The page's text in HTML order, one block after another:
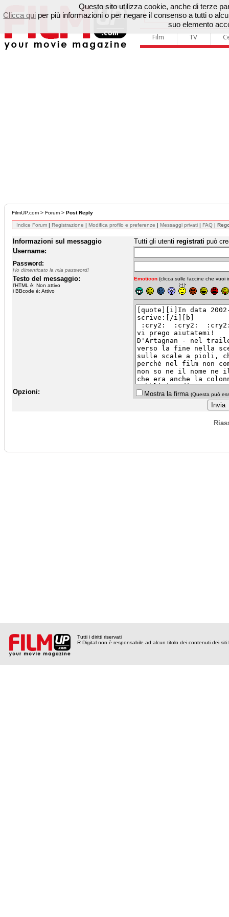
Film TV
FilmUP.com > Forum > Post Reply
Indice Forum | Registrazione | Modifica profilo e preferenze | Messaggi privati | FAQ |
Informazioni sul messaggio Tutti gli utenti registrati può
Username:
Password:
Ho dimenticato la mia password!
Testo del messaggio:
l'HTML è: Non attivo
i BBcode è: Attivo
Emoticon (clicca sulle faccine che vuoi
Opzioni: Mostra la firma (Questa può
Tutti i diritti riservati
R Digital non è responsabile ad alcun titolo dei contenuti dei siti
Questo sito utilizza cookie, anche di terze
Clicca qui per più informazioni o per negare il consenso a tutti o
suo elemento